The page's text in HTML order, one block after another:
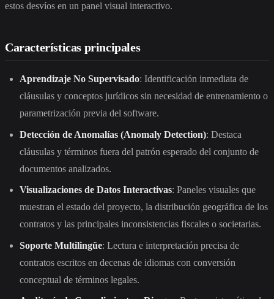
estos desvíos en un panel visual interactivo.
Características principales
Aprendizaje No Supervisado: Identificación inmediata de
cláusulas y conceptos jurídicos sin necesidad de entrenamiento o
parametrización previa del software.
Detección de Anomalías (Anomaly Detection): Destaca
cláusulas y términos fuera del patrón esperado del conjunto de
documentos analizados.
Visualizaciones de Datos Interactivas: Paneles visuales que
muestran el estado del proyecto, la distribución geográfica de los
contratos y las principales inconsistencias fiscales o societarias.
Soporte Multilingüe: Lectura e interpretación precisa de
contratos escritos en decenas de idiomas con conversión
conceptual de términos legales.